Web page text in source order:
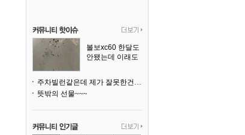
볼보xc60 한달도
안됐는데 이래도
주차빌런같은데 제가 잘못한건가요
뜻밖의 선물~~~